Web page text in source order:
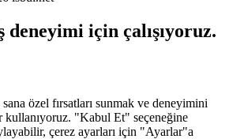
deneyimi için çalışıyoruz.
özel fırsatları sunmak ve deneyimini
kullanıyoruz. "Kabul Et" seçeneğine
çerez ayarları için "Ayarlar"a